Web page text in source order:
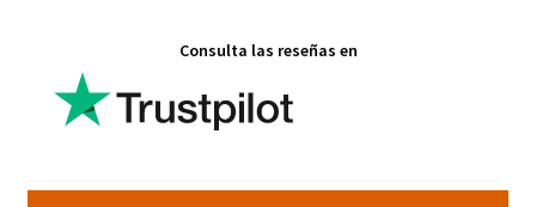
Consulta las reseñas en